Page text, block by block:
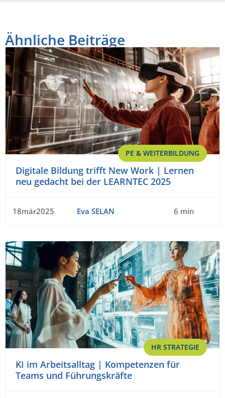
Ähnliche Beiträge
PE & WEITERBILDUNG
Digitale Bildung trifft New Work | Lernen
neu gedacht bei der LEARNTEC 2025
18mär2025 Eva SELAN 6 min
HR STRATEGIE
KI im Arbeitsalltag | Kompetenzen für
Teams und Führungskräfte